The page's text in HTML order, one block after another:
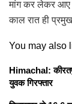
मांग कर लेकर
काल रात ही
You may also
Himachal:
युवक गिरफ्तार